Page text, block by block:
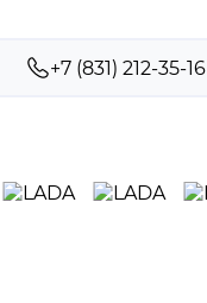
+7 (831) 212-35-16